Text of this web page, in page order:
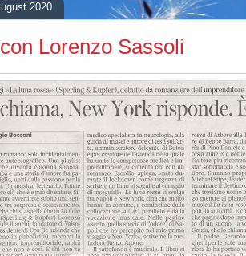
2020
Lorenzo Sassoli